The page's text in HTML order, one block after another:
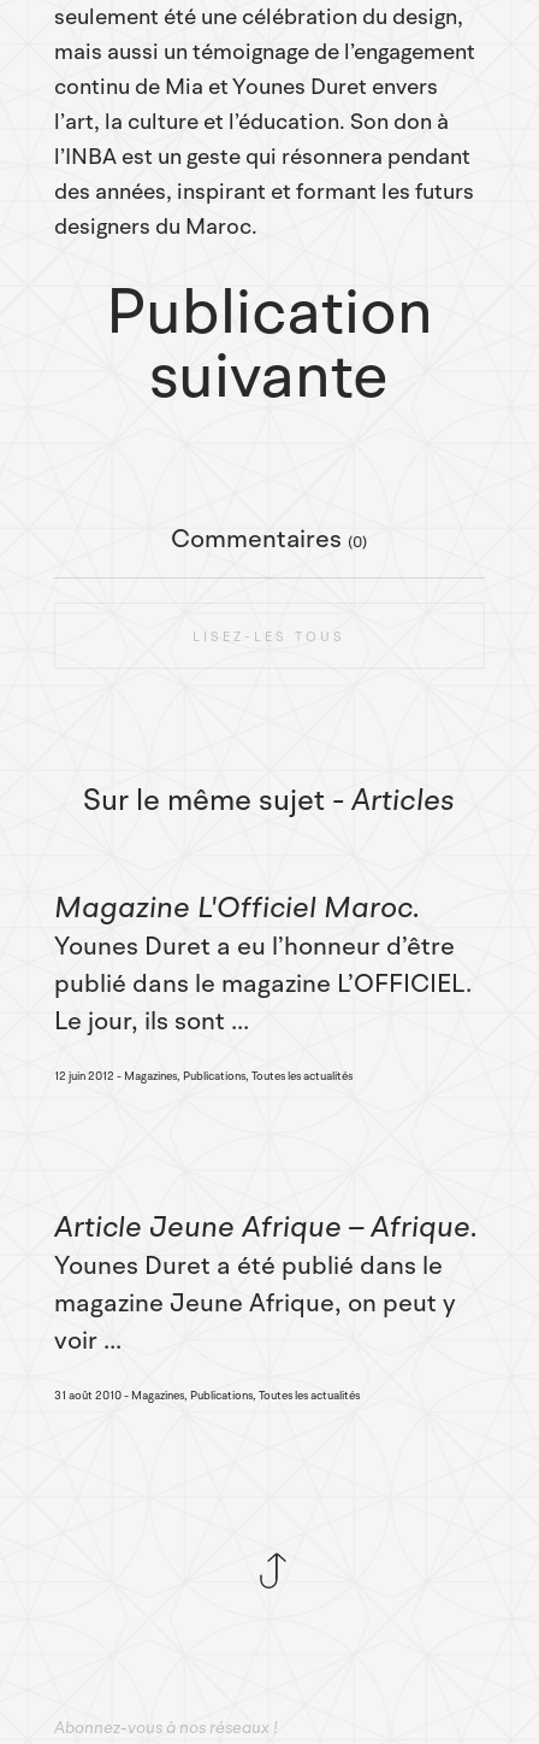
seulement été une célébration du design,
mais aussi un témoignage de l’engagement
continu de Mia et Younes Duret envers
l’art, la culture et l’éducation. Son don à
l’INBA est un geste qui résonnera pendant
des années, inspirant et formant les futurs
designers du Maroc.
Publication
suivante
Commentaires (0)
LISEZ-LES TOUS
Sur le même sujet - Articles
Magazine L'Officiel Maroc
Younes Duret a eu l’honneur d’être
publié dans le magazine L’OFFICIEL.
Le jour, ils sont ...
12 juin 2012 Magazines, Publications, Toutes les actualités
Article Jeune Afrique – Afrique
Younes Duret a été publié dans le
magazine Jeune Afrique, on peut y
voir ...
31 août 2010 Magazines, Publications, Toutes les actualités
Abonnez-vous à nos réseaux !